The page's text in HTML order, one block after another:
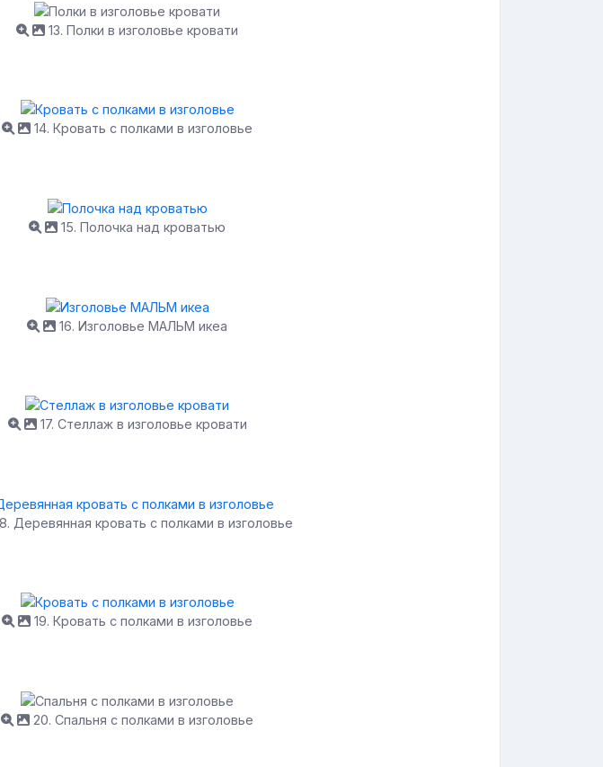
13. Полки в изголовье кровати
14. Кровать с полками в изголовье
15. Полочка над кроватью
16. Изголовье МАЛЬМ икеа
17. Стеллаж в изголовье кровати
Деревянная кровать с полками в изголовье
19. Кровать с полками в изголовье
20. Спальня с полками в изголовье